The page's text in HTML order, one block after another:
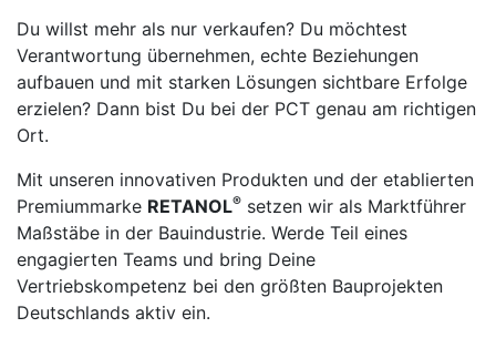
Du willst mehr als nur verkaufen? Du möchtest
Verantwortung übernehmen, echte Beziehungen
aufbauen und mit starken Lösungen sichtbare Erfolge
erzielen? Dann bist Du bei der PCT genau am richtigen
Ort.
Mit unseren innovativen Produkten und der etablierten
Premiummarke RETANOL® setzen wir als Marktführer
Maßstäbe in der Bauindustrie. Werde Teil eines
engagierten Teams und bring Deine
Vertriebskompetenz bei den größten Bauprojekten
Deutschlands aktiv ein.